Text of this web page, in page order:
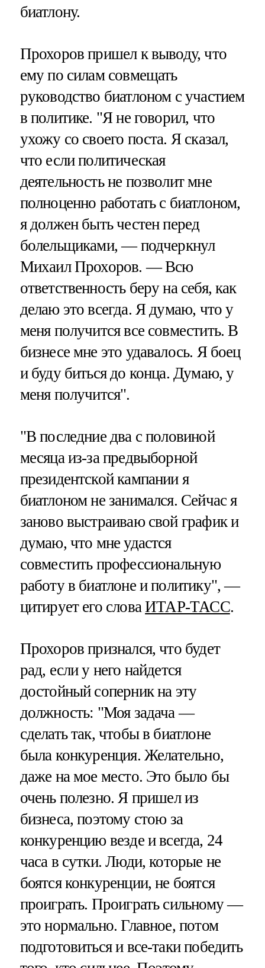
биатлону.
Прохоров пришел к выводу, что
ему по силам совмещать
руководство биатлоном с участием
в политике. "Я не говорил, что
ухожу со своего поста. Я сказал,
что если политическая
деятельность не позволит мне
полноценно работать с биатлоном,
я должен быть честен перед
болельщиками, — подчеркнул
Михаил Прохоров. — Всю
ответственность беру на себя, как
делаю это всегда. Я думаю, что у
меня получится все совместить. В
бизнесе мне это удавалось. Я боец
и буду биться до конца. Думаю, у
меня получится".
"В последние два с половиной
месяца из-за предвыборной
президентской кампании я
биатлоном не занимался. Сейчас я
заново выстраиваю свой график и
думаю, что мне удастся
совместить профессиональную
работу в биатлоне и политику", —
цитирует его словаИТАР-ТАСС.
Прохоров признался, что будет
рад, если у него найдется
достойный соперник на эту
должность: "Моя задача —
сделать так, чтобы в биатлоне
была конкуренция. Желательно,
даже на мое место. Это было бы
очень полезно. Я пришел из
бизнеса, поэтому стою за
конкуренцию везде и всегда, 24
часа в сутки. Люди, которые не
боятся конкуренции, не боятся
проиграть. Проиграть сильному —
это нормально. Главное, потом
подготовиться и все-таки победить